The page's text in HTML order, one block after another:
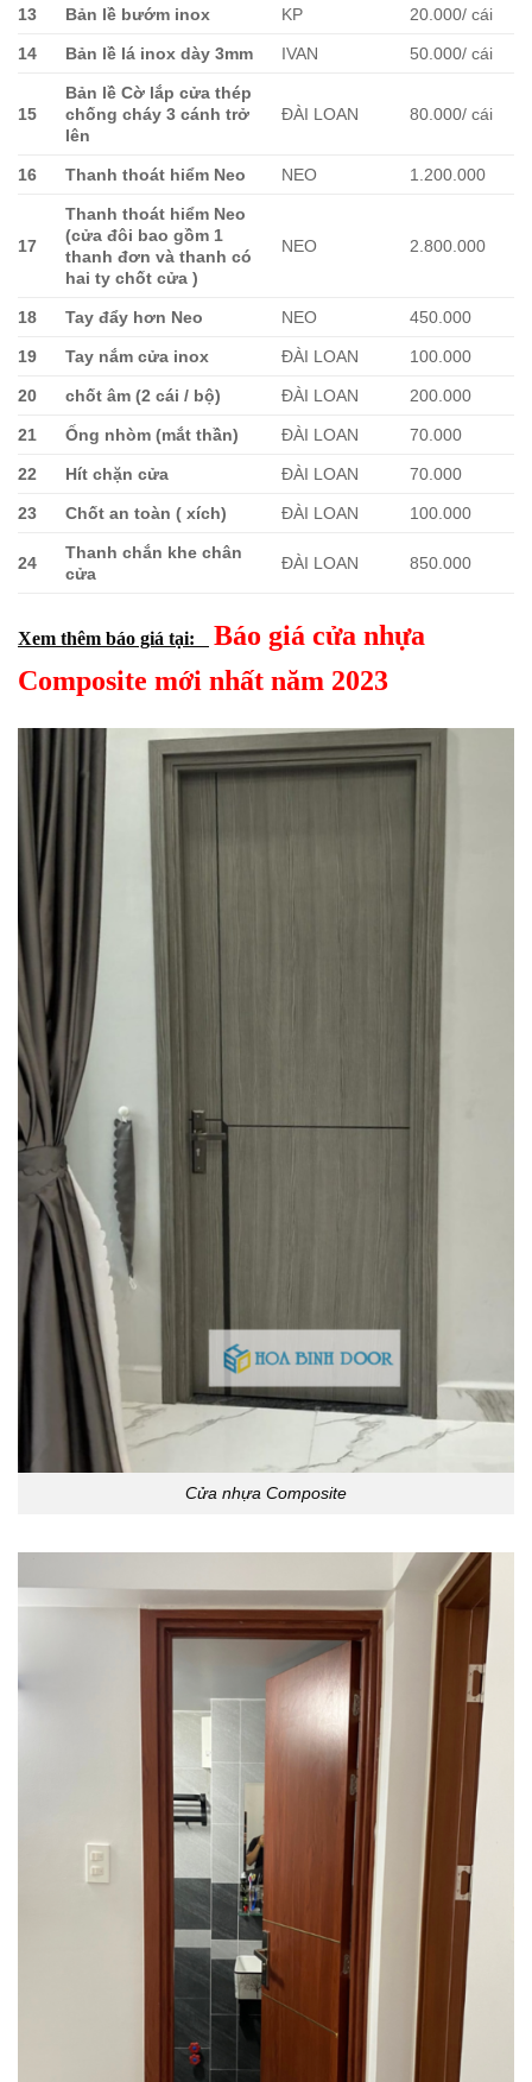
13 Bản lề bướm inox KP 20.000/ cái
14 Bản lề lá inox dày 3mm IVAN 50.000/ cái
15
Bản lề Cờ lắp cửa thép
chống cháy 3 cánh trở
lên
ĐÀI LOAN 80.000/ cái
16 Thanh thoát hiểm Neo NEO 1.200.000
17
Thanh thoát hiểm Neo
(cửa đôi bao gồm 1
thanh đơn và thanh có
hai ty chốt cửa )
NEO 2.800.000
18 Tay đẩy hơn Neo NEO 450.000
19 Tay nắm cửa inox ĐÀI LOAN 100.000
20 chốt âm (2 cái / bộ) ĐÀI LOAN 200.000
21 Ống nhòm (mắt thần) ĐÀI LOAN 70.000
22 Hít chặn cửa ĐÀI LOAN 70.000
23 Chốt an toàn ( xích) ĐÀI LOAN 100.000
24
Thanh chắn khe chân
cửa
ĐÀI LOAN 850.000
Xem thêm báo giá tại:
Báo giá cửa nhựa
Composite mới nhất năm 2023
Cửa nhựa Composite